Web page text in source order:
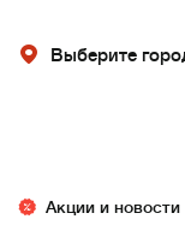
Выберите
Акции и новости